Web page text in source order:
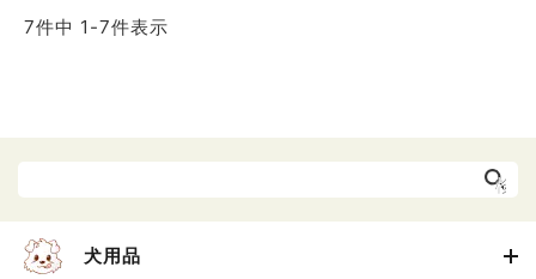
7件中 1 -7件表示
犬用品